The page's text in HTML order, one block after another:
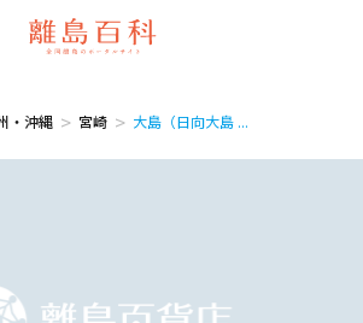
・沖縄 宮崎 大島（日向大島 ...